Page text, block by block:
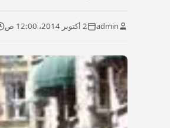
admin 2 أكتوبر 2014، 12:00 ص